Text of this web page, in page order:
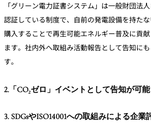
「グリーン電力証書システム」は一般財団法
認証している制度で、自前の発電設備を持た
購入することで再生可能エネルギー普及に貢
ます。社内外へ取組み活動報告として告知に
す。
2.「CO₂ゼロ」イベントとして告知が可能
3. SDGsやISO14001への取組みによる企業